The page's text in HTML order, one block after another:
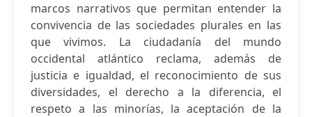
marcos narrativos que permitan entender la
convivencia de las sociedades plurales en las
que vivimos. La ciudadanía del mundo
occidental atlántico reclama, además de
justicia e igualdad, el reconocimiento de sus
diversidades, el derecho a la diferencia, el
respeto a las minorías, la aceptación de la